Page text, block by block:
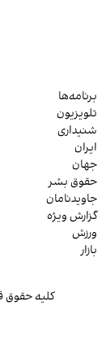
برنامه‌ها
تلویزیون
شنیداری
ایران
جهان
حقوق بشر
جاویدنامان
گزارش ویژه
ورزش
بازار
کلیه حقوق